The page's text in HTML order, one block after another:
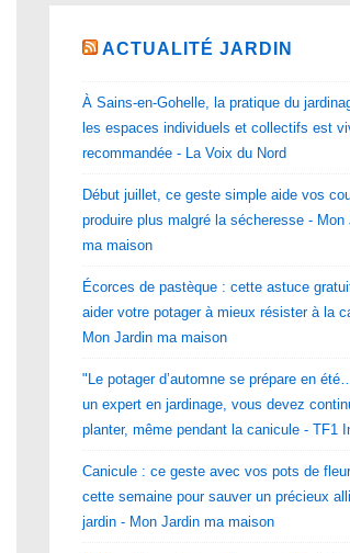
ACTUALITÉ JARDIN
À Sains-en-Gohelle, la pratique du
les espaces individuels et collectifs est
recommandée - La Voix du Nord
Début juillet, ce geste simple aide vos
produire plus malgré la sécheresse - Mon
ma maison
Écorces de pastèque : cette astuce
aider votre potager à mieux résister à la
Mon Jardin ma maison
"Le potager d’automne se prépare en
un expert en jardinage, vous devez
planter, même pendant la canicule - TF1
Canicule : ce geste avec vos pots de
cette semaine pour sauver un précieux
jardin - Mon Jardin ma maison